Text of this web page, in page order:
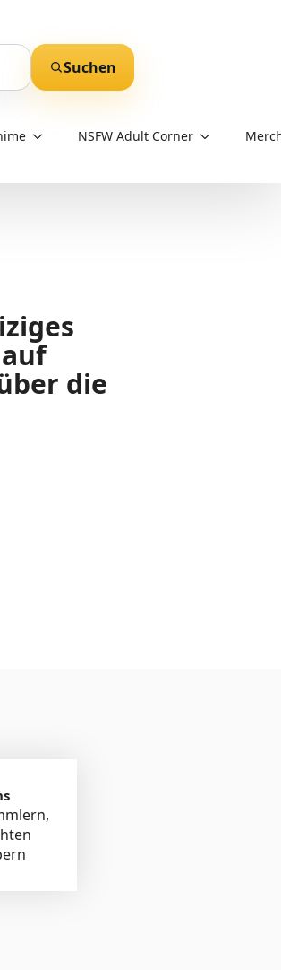
Suchen
NSFW Adult Corner
die
die